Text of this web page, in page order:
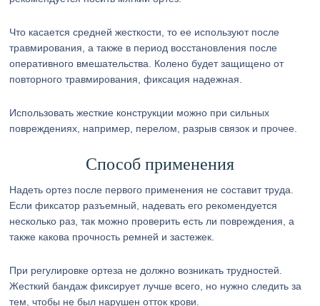
Что касается средней жесткости, то ее используют после
травмирования, а также в период восстановления после
оперативного вмешательства. Колено будет защищено от
повторного травмирования, фиксация надежная.
Использовать жесткие конструкции можно при сильных
повреждениях, например, перелом, разрыв связок и прочее.
Способ применения
Надеть ортез после первого применения не составит труда.
Если фиксатор разъемный, надевать его рекомендуется
несколько раз, так можно проверить есть ли повреждения, а
также какова прочность ремней и застежек.
При регулировке ортеза не должно возникать трудностей.
Жесткий бандаж фиксирует лучше всего, но нужно следить за
тем, чтобы не был нарушен отток крови.